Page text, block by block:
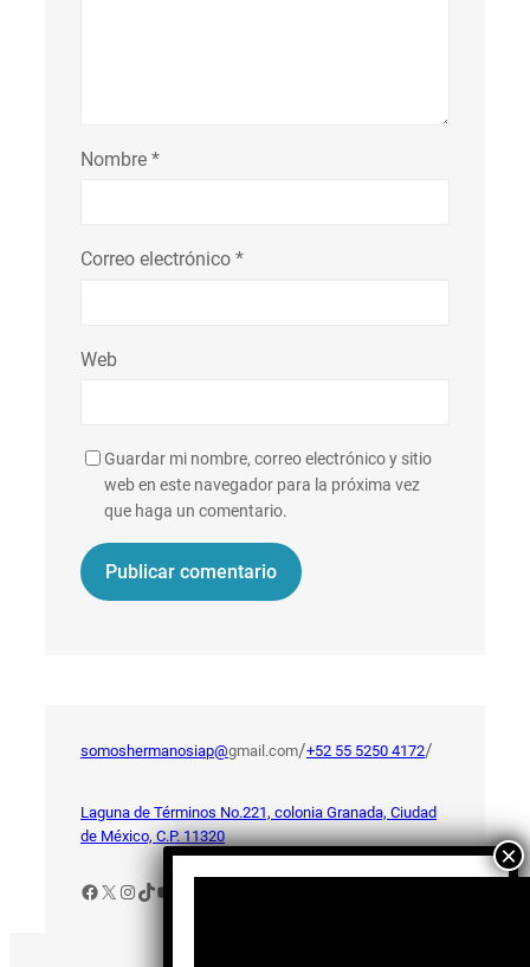
Nombre *
Correo electrónico *
Web
Guardar mi nombre, correo electrónico y sitio
web en este navegador para la próxima vez
que haga un comentario.
somoshermanosiap@gmail.com/+52 55 5250 4172/
Laguna de Términos No.221, colonia Granada, Ciudad
de México, C.P. 11320
Facebook
X Instagram
TikTok
YouTube